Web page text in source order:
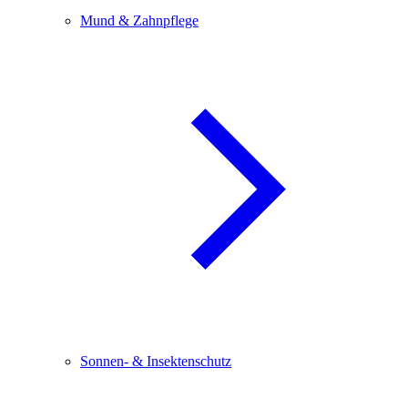
Mund & Zahnpflege
Sonnen- & Insektenschutz